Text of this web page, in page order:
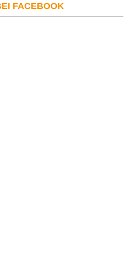
FACEBOOK